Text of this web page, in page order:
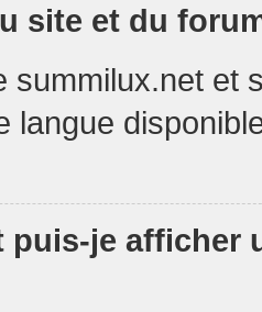
site et du
summilux.net et
langue
puis-je afficher